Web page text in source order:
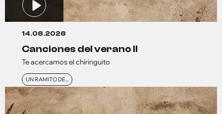
14.06.2026
canciones del verano ll
Te acercamos el chiringuito
UN RAMITO DE...